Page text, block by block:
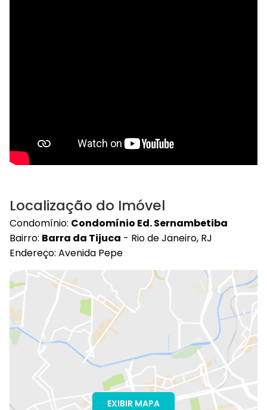
Localização do Imóvel
Condomínio: Condomínio Ed. Sernambetiba
Bairro: Barra da Tijuca - Rio de Janeiro, RJ
Endereço: Avenida Pepe
EXIBIR MAPA